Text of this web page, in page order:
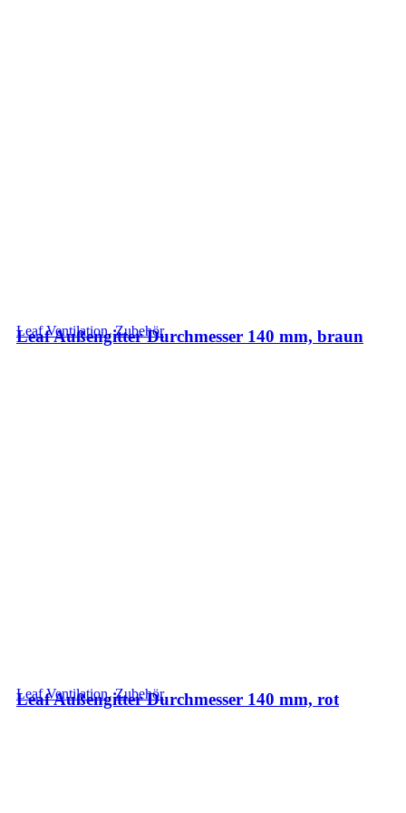
Leaf Außengitter Durchmesser 140 mm, braun
Leaf Ventilation,Zubehör
Leaf Außengitter Durchmesser 140 mm, rot
Leaf Ventilation,Zubehör